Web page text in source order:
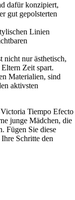
dafür konzipiert,
gut gepolsterten
Linien
nicht nur ästhetisch,
Zeit spart.
Materialien, sind
aktivsten
Victoria Tiempo Efecto
junge Mädchen, die
Fügen Sie diese
Schritte den